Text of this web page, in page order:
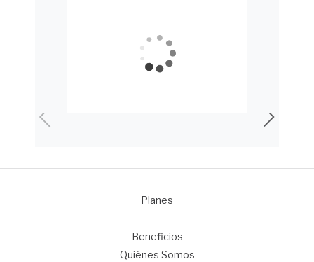
Planes
Beneficios
Quiénes Somos